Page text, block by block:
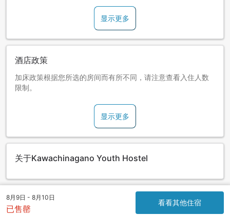
显示更多
酒店政策
加床政策根据您所选的房间而有所不同，请注意查看入住人数
限制。
显示更多
关于Kawachinagano Youth Hostel
8月9日 - 8月10日
已售罄
看看其他住宿